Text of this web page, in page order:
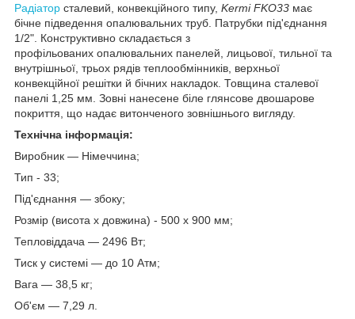
Радіатор сталевий, конвекційного типу, Kermi FKO33 має
бічне підведення опалювальних труб. Патрубки під'єднання
1/2". Конструктивно складається з
профільованих опалювальних панелей, лицьової, тильної та
внутрішньої, трьох рядів теплообмінників, верхньої
конвекційної решітки й бічних накладок. Товщина сталевої
панелі 1,25 мм. Зовні нанесене біле глянсове двошарове
покриття, що надає витонченого зовнішнього вигляду.
Технічна інформація:
Виробник — Німеччина;
Тип - 33;
Під'єднання — збоку;
Розмір (висота х довжина) - 500 х 900 мм;
Тепловіддача — 2496 Вт;
Тиск у системі — до 10 Атм;
Вага — 38,5 кг;
Об'єм — 7,29 л.